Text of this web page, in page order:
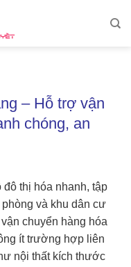
– Hỗ trợ vận
chóng, an
thị hóa nhanh, tập
và khu dân cư
chuyển hàng hóa
ít trường hợp liên
nội thất kích thước